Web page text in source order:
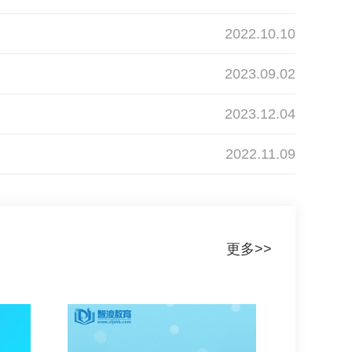
2022.10.10
2023.09.02
2023.12.04
2022.11.09
更多>>